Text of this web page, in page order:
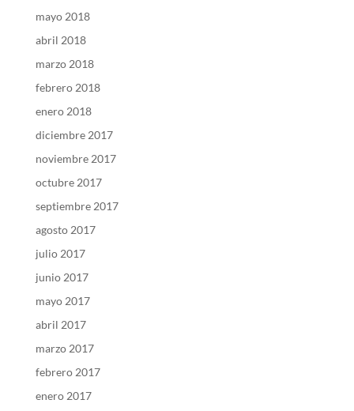
mayo 2018
abril 2018
marzo 2018
febrero 2018
enero 2018
diciembre 2017
noviembre 2017
octubre 2017
septiembre 2017
agosto 2017
julio 2017
junio 2017
mayo 2017
abril 2017
marzo 2017
febrero 2017
enero 2017